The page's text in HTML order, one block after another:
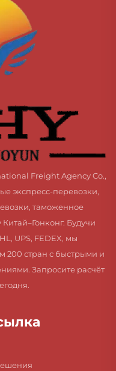
Freight Agency Co.,
экспресс-перевозки,
таможенное
Будучи
UPS, FEDEX, мы
200 стран с быстрыми и
Запросите расчёт